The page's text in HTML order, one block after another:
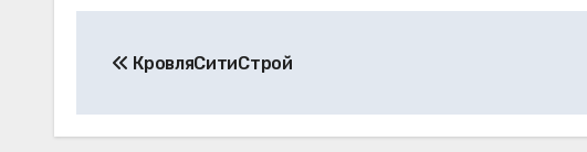
по
записям
КровляСитиСтрой